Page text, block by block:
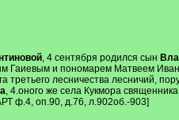
, 4 сентября родился сын
Гаиевым и пономарем Матвеем
третьего лесничества лесничий,
, 4.оного же села Кукмора
ф.4, оп.90, д.76, л.902об.-903]